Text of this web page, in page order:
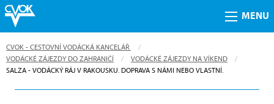
MENU
CVOK - CESTOVNÍ VODÁCKÁ KANCELÁŘ
VODÁCKÉ ZÁJEZDY DO ZAHRANIČÍ
VODÁCKÉ ZÁJEZDY NA VÍKEND
CURRENT:
SALZA - VODÁCKÝ RÁJ V RAKOUSKU. DOPRAVA S NÁMI NEBO VLASTNÍ.